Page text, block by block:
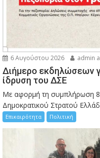
6 Αυγούστου 2026 admin
Διήμερο εκδηλώσεων
ίδρυση του ΔΣΕ
Με αφορμή τη συμπλήρωση
Δημοκρατικού Στρατού
Επικαιρότητα Πολιτική